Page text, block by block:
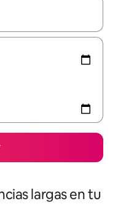
podrás navegar
largas en tu